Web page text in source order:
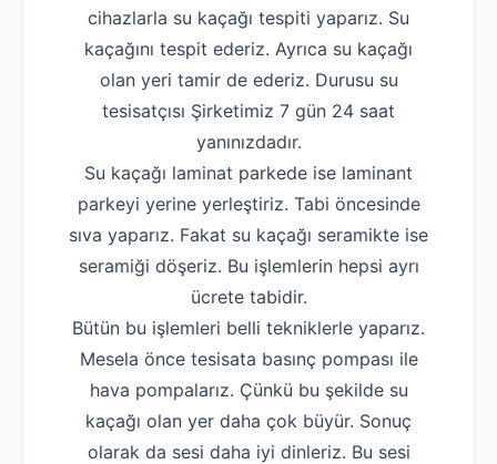
cihazlarla su kaçağı tespiti yaparız. Su
kaçağını tespit ederiz. Ayrıca su kaçağı
olan yeri tamir de ederiz. Durusu su
tesisatçısı Şirketimiz 7 gün 24 saat
yanınızdadır.
Su kaçağı laminat parkede ise laminant
parkeyi yerine yerleştiriz. Tabi öncesinde
sıva yaparız. Fakat su kaçağı seramikte ise
seramiği döşeriz. Bu işlemlerin hepsi ayrı
ücrete tabidir.
Bütün bu işlemleri belli tekniklerle yaparız.
Mesela önce tesisata basınç pompası ile
hava pompalarız. Çünkü bu şekilde su
kaçağı olan yer daha çok büyür. Sonuç
olarak da sesi daha iyi dinleriz. Bu sesi